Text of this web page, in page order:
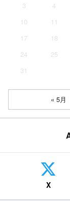
3
4
10
11
17
18
24
25
31
« 5月
X